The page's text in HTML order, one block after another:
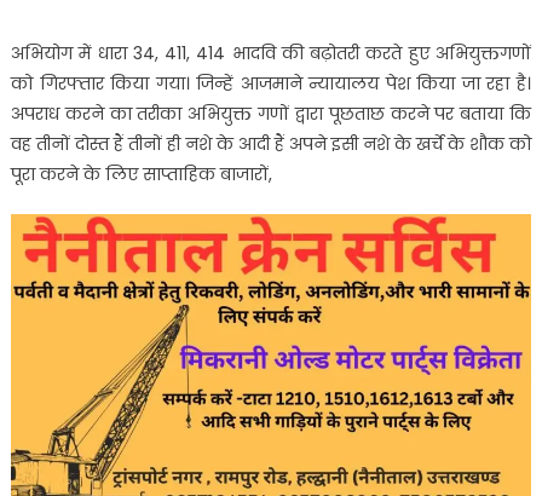
अभियोग में धारा 34, 411, 414 भादवि की बढ़ोतरी करते हुए अभियुक्तगणों
को गिरफ्तार किया गया। जिन्हें आजमाने न्यायालय पेश किया जा रहा है।
अपराध करने का तरीका अभियुक्त गणों द्वारा पूछताछ करने पर बताया कि
वह तीनों दोस्त हैं तीनों ही नशे के आदी हैं अपने इसी नशे के खर्चे के शौक को
पूरा करने के लिए साप्ताहिक बाजारों,